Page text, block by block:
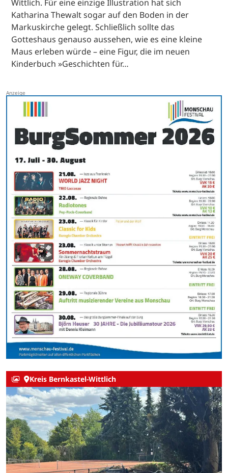
Wittlich. Für eine einzige Illustration hat sich
Katharina Thewalt sogar auf den Boden in der
Markuskirche gelegt. Schließlich sollte das
Gotteshaus genauso aussehen, wie es eine kleine
Maus erleben würde – eine Figur, die im neuen
Kinderbuch »Geschichten für…
Kreis Bernkastel-Wittlich